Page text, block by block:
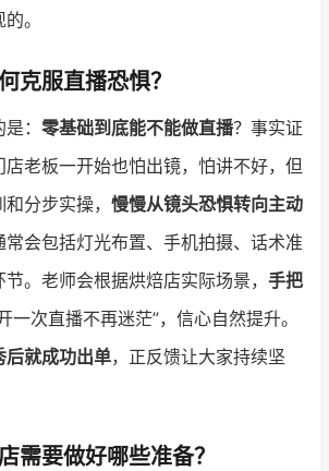
。
克服直播恐惧？
： 零基础到底能不能做直播？事实证
老板一开始也怕出镜，怕讲不好，但
分步实操， 慢慢从镜头恐惧转向主动
常会包括灯光布置、手机拍摄、话术准
。老师会根据烘焙店实际场景， 手把
一次直播不再迷茫”，信心自然提升。
后就成功出单，正反馈让大家持续坚
需要做好哪些准备？